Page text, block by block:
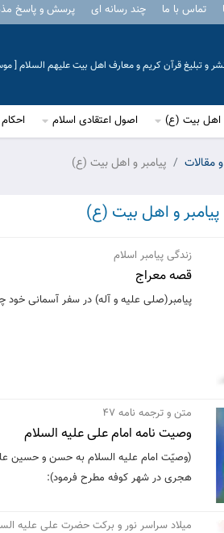
تماس با ما چند رسانه ای پرسش و پاسخ
نشر و تبلیغ قرآن کریم و معارف اهل بیت علیهم السلام [
اهل بیت (ع) اصول اعتقادی اسلام
مقالات پیامبر و اهل بیت (ع)
پیامبر و اهل بیت (ع)
زندگی پیامبر اسلام
قصه معراج
پیامبر(صلی علیه و آله) در سفر آسمانی
متن و ترجمه نامه 47
وصیت نامه امام علی علیه السلام
هجرى در شهر کوفه مطرح فرمود):
میلاد سراسر نور و برکت حضرت علی علیه